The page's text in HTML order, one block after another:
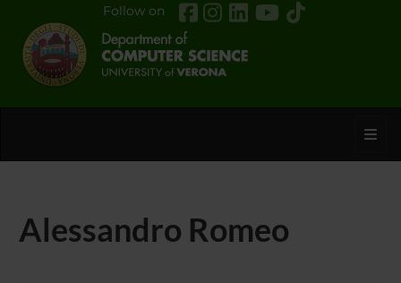
Follow on
Alessandro Romeo